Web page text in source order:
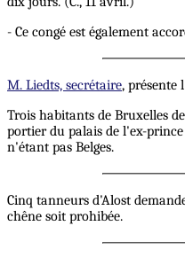
- Ce congé est également
M. Liedts, secrétaire, présente
Trois habitants de Bruxelles
portier du palais de l'ex-
n'étant pas Belges.
Cinq tanneurs d'Alost
chêne soit prohibée.